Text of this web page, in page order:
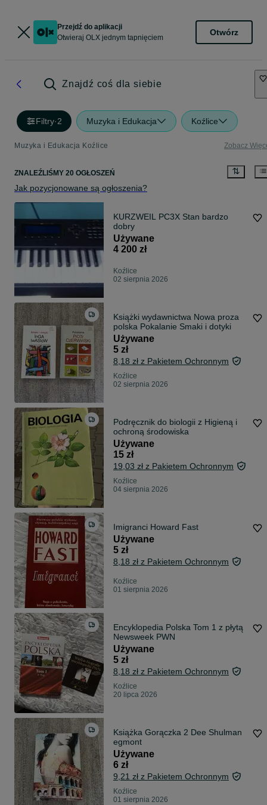
Przejdź do aplikacji
Otwieraj OLX jednym tapnięciem
Otwórz
Znajdź coś dla siebie
Filtry·2 Muzyka i Edukacja Koźlice
Muzyka i Edukacja Koźlice Zobacz
ZNALEŹLIŚMY 20 OGŁOSZEŃ
Jak pozycjonowane są ogłoszenia?
KURZWEIL PC3X Stan bardzo
dobry
Używane
4 200 zł
Koźlice
02 sierpnia 2026
Książki wydawnictwa Nowa proza
polska Pokalanie Smaki i dotyki
Używane
5 zł
8,18 zł z Pakietem Ochronnym
Koźlice
02 sierpnia 2026
Podręcznik do biologii z Higieną i
ochroną środowiska
Używane
15 zł
19,03 zł z Pakietem Ochronnym
Koźlice
04 sierpnia 2026
Imigranci Howard Fast
Używane
5 zł
8,18 zł z Pakietem Ochronnym
Koźlice
01 sierpnia 2026
Encyklopedia Polska Tom 1 z płytą
Newsweek PWN
Używane
5 zł
8,18 zł z Pakietem Ochronnym
Koźlice
20 lipca 2026
Książka Gorączka 2 Dee Shulman
egmont
Używane
6 zł
9,21 zł z Pakietem Ochronnym
Koźlice
01 sierpnia 2026